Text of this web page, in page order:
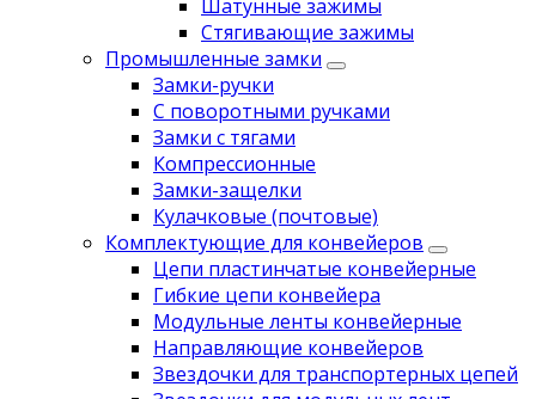
Шатунные зажимы
Стягивающие зажимы
Промышленные замки
Замки-ручки
С поворотными ручками
Замки с тягами
Компрессионные
Замки-защелки
Кулачковые (почтовые)
Комплектующие для конвейеров
Цепи пластинчатые конвейерные
Гибкие цепи конвейера
Модульные ленты конвейерные
Направляющие конвейеров
Звездочки для транспортерных цепей